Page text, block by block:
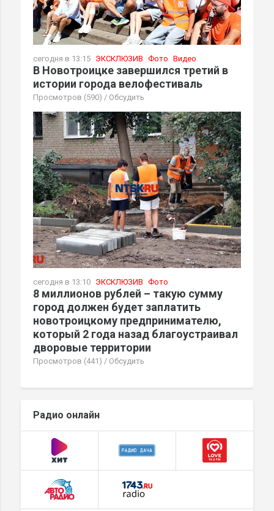
сегодня в 13:15 ЭКСКЛЮЗИВ Фото Видео
В Новотроицке завершился третий в
истории города велофестиваль
Просмотров (590) / Обсудить
сегодня в 13:10 ЭКСКЛЮЗИВ Фото
8 миллионов рублей – такую сумму
город должен будет заплатить
новотроицкому предпринимателю,
который 2 года назад благоустраивал
дворовые территории
Просмотров (441) / Обсудить
Радио онлайн